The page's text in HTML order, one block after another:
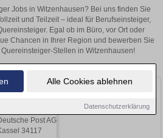
Alle Cookies ablehnen
Datenschutzerklärung
Jobs in Witzenhausen? Bei uns finden Sie
und Teilzeit – ideal für Berufseinsteiger,
Egal ob im Büro, vor Ort oder
Chancen in Ihrer Region und bewerben Sie
Stellen in Witzenhausen!